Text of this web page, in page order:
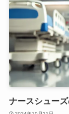
ナースシュー